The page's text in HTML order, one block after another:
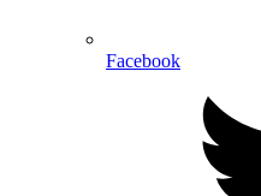
Facebook